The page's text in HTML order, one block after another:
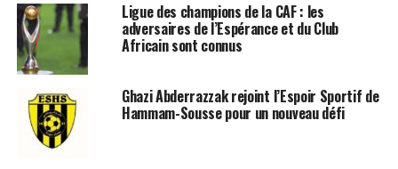
Ligue des champions de la CAF : les
adversaires de l’Espérance et du Club
Africain sont connus
Ghazi Abderrazzak rejoint l’Espoir Sportif de
Hammam-Sousse pour un nouveau défi